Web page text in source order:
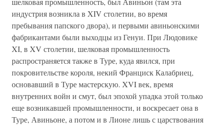
индустрия возникла в XIV столетии, во время
пребывания папского двора), и первыми авиньонскими
фабрикантами были выходцы из Генуи. При Людовике
XI, в XV столетии, шелковая промышленность
распространяется также в Туре, куда явился, при
покровительстве короля, некий Франциск Калабриец,
основавший в Туре мастерскую. XVI век, время
внутренних войн и смут, был эпохой упадка этой только
еще возникавшей промышленности, и воскресает она в
Туре, Авиньоне, а потом и в Лионе лишь с царствования